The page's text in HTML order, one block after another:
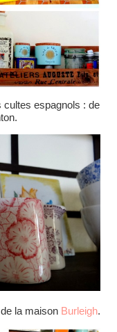
cultes espagnols : de
la maison Burleigh.